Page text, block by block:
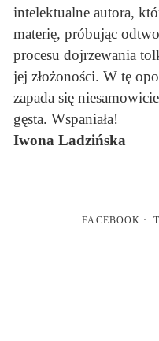
intelektualne autora,
materię, próbując
procesu dojrzewania
jej złożoności. W tę
zapada się
gęsta. Wspaniała!
Iwona Ladzińska
FACEBOOK